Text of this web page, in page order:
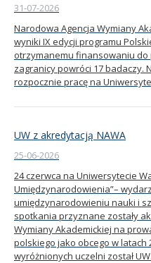
Pracownik
Kandydat
Absolwent
31-07-2026
Narodowa Agencja Wymiany
wyniki IX edycji programu
otrzymanemu finansowaniu do
zagranicy powróci 17 badaczy.
rozpocznie pracę na
UW z akredytacją NAWA
25-06-2026
24 czerwca na Uniwersytecie
Umiędzynarodowienia”–
umiędzynarodowieniu nauki i
spotkania przyznane zostały
Wymiany Akademickiej na
polskiego jako obcego w latach
wyróżnionych uczelni został UW.